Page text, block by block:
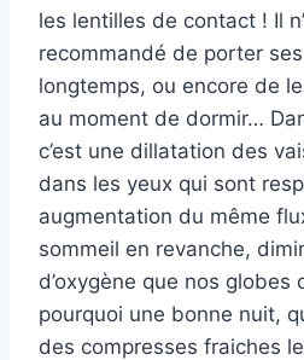
les lentilles de contact ! Il
recommandé de porter
longtemps, ou encore de
au moment de dormir…
c’est une dillatation des
dans les yeux qui sont
augmentation du même
sommeil en revanche,
d’oxygène que nos globes
pourquoi une bonne nuit,
des compresses fraiches